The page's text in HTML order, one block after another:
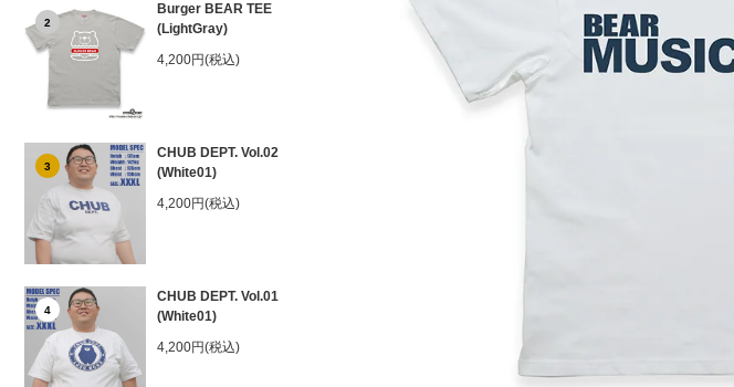
2
Burger BEAR TEE
(LightGray)
4,200円(税込)
3
CHUB DEPT. Vol.02
(White01)
4,200円(税込)
4
CHUB DEPT. Vol.01
(White01)
4,200円(税込)